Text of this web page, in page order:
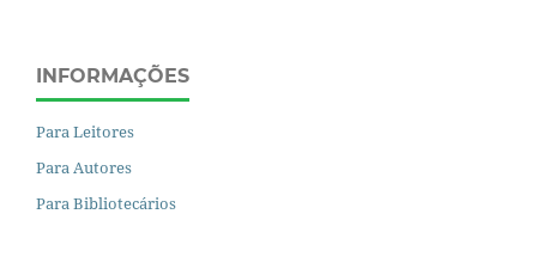
INFORMAÇÕES
Para Leitores
Para Autores
Para Bibliotecários